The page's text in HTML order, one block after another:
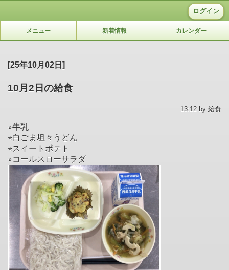
ログイン
メニュー 新着情報 カレンダー
[25年10月02日]
10月2日の給食
13:12 by 給食
⭐︎牛乳
⭐︎白ごま坦々うどん
⭐︎スイートポテト
⭐︎コールスローサラダ